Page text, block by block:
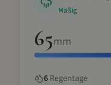
Mäßig
65mm
6 Regentage